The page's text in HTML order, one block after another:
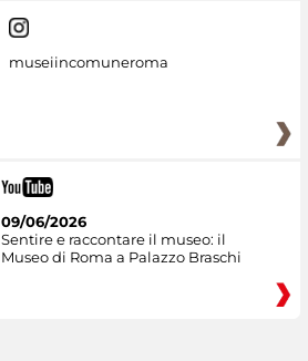
museiincomuneroma
09/06/2026
Sentire e raccontare il museo: il
Museo di Roma a Palazzo Braschi